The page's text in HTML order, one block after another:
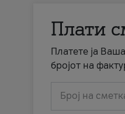
Плати
Платете ја
бројот на
Број на